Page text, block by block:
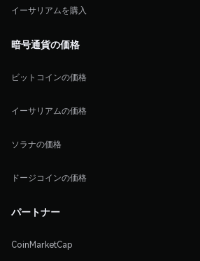
イーサリアムを購入
暗号通貨の価格
ビットコインの価格
イーサリアムの価格
ソラナの価格
ドージコインの価格
パートナー
CoinMarketCap